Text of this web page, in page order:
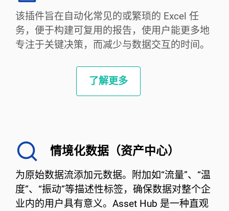
该插件旨在自动化常见的或繁琐的 Excel 任
务，便于构建可复用的报告，使用户能更多地
专注于关键决策，而减少与数据交互的时间。
了解更多
情境化数据（资产中心）
为原始数据流添加元数据。附加如“流量”、“温
度”、“振动”等描述性标签，确保数据对整个企
业内的用户具有意义。Asset Hub 是一种直观